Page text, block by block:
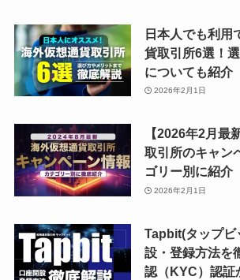
日本人でも利用
貨取引所6選！
についても紹介
2026年2月1日
【2026年2月最
取引所のキャン
ゴリー別に紹介
2026年2月1日
Tapbit(タップビ
設・登録方法を
認（KYC）認証